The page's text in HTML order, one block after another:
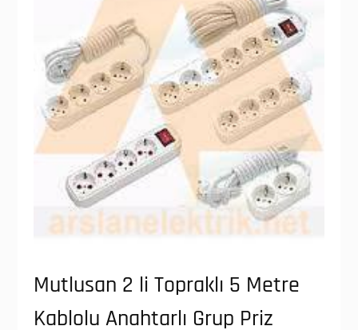
Mutlusan 2 li Topraklı 5 Metre
Kablolu Anahtarlı Grup Priz